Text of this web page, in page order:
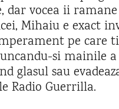
dar vocea ii
Mihaiu e exact
pe care
si mainile a
glasul sau
Radio Guerrilla.